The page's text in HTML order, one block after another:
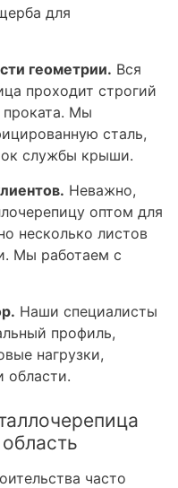
для
геометрии. Вся
проходит строгий
проката. Мы
сталь,
службы крыши.
Неважно,
оптом для
несколько листов
Мы работаем с
Наши специалисты
профиль,
нагрузки,
области.
часто